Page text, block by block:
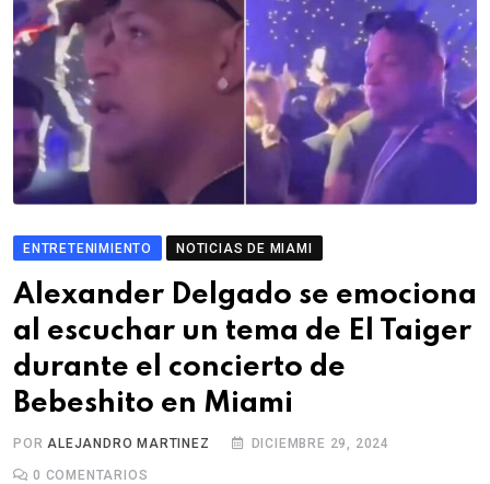
ENTRETENIMIENTO NOTICIAS DE MIAMI
Alexander Delgado se emociona
al escuchar un tema de El Taiger
durante el concierto de
Bebeshito en Miami
POR ALEJANDRO MARTINEZ DICIEMBRE 29, 2024
0 COMENTARIOS